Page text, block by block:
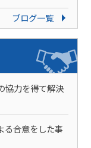
ブログ一覧
協力を得て解決
る合意をした事